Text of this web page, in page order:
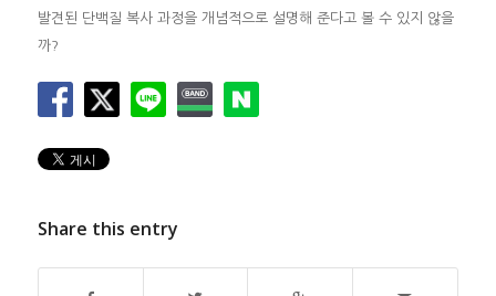
발견된 단백질 복사 과정을 개념적으로 설명해 준다고 볼 수 있지 않을
까?
Share this entry